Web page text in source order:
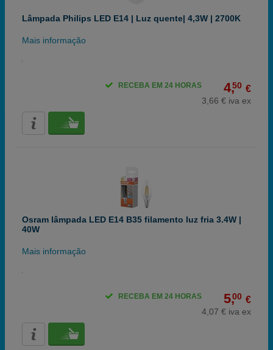
Lâmpada Philips LED E14 | Luz quente| 4,3W | 2700K
Mais informação
4,50 €
3,66 € iva ex
RECEBA EM 24 HORAS
Osram lâmpada LED E14 B35 filamento luz fria 3.4W |
40W
Mais informação
5,00 €
4,07 € iva ex
RECEBA EM 24 HORAS